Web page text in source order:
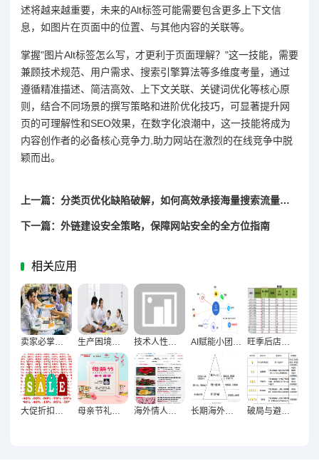
述将越来越重要，未来的Alt标签可能需要包含更多上下文信
息，如图片在页面中的位置、与其他内容的关联等。
掌握"图片Alt标签怎么写，才更利于页面理解？"这一技能，需要
兼顾技术规范、用户需求、搜索引擎算法等多维度考量，通过
遵循精准描述、简洁高效、上下文关联、关键词优化等核心原
则，结合不同场景的撰写策略和进阶优化技巧，可显著提升网
页的可理解性和SEO效果，在数字化浪潮中，这一技能将成为
内容创作者的必备核心竞争力,助力网站在激烈的在线竞争中脱
颖而出。
上一篇：分类页优化缺陷破解，如何高效承接海量搜索流量不浪费？
下一篇：外链建设安全策略，保障网站安全的全方位指南
相关应用
卖家必掌握！与供应商谈价格的八大谈判技巧全解析 生产困境，效率质量双提升的立体化解决方案 技术人性博弈，AI能否完全替代人类优化广告投放？ AI赋能小团队破局，轻量化运营流程搭建全攻略 旺季后店铺复盘核心数据维度深度解析
母亲节礼品指南，解锁搜索流量增长的黄金密码 长期海外市场风控体系构建，筑牢可持续增长护城河